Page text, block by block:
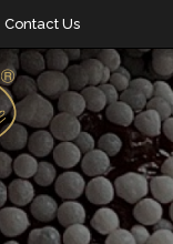
Contact Us